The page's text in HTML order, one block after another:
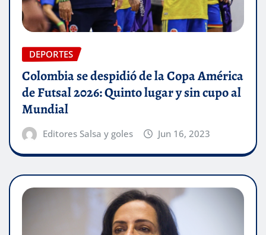
DEPORTES
Colombia se despidió de la Copa América
de Futsal 2026: Quinto lugar y sin cupo al
Mundial
Editores Salsa y goles Jun 16, 2023